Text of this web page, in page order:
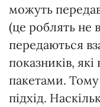
можуть
(це роблять не
передаються
показників,
пакетами.
підхід.